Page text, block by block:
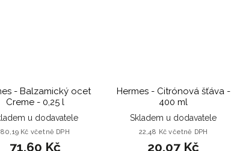
- Balzamický ocet
Creme - 0,25 l
u dodavatele
80,19 Kč včetně DPH
71,60 Kč
Hermes - Citrónová šťáva -
400 ml
Skladem u dodavatele
22,48 Kč včetně DPH
20,07 Kč